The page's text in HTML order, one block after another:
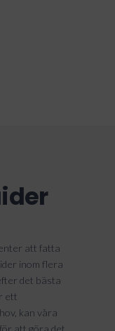
att fatta
inom flera
det bästa
ett
kan våra
att göra det